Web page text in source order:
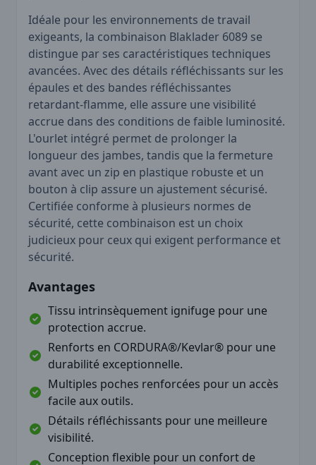
Idéale pour les environnements de travail
exigeants, la combinaison Blaklader 6089 se
distingue par ses caractéristiques techniques
avancées. Avec des détails réfléchissants sur les
épaules et des bandes réfléchissantes
retardant-flamme, elle assure une visibilité
accrue dans des conditions de faible luminosité.
L'ourlet intégré permet de prolonger la
longueur des jambes, tandis que la fermeture
avant avec un zip en plastique robuste et un
bouton à clip assure un ajustement sécurisé.
Certifiée conforme à plusieurs normes de
sécurité, cette combinaison est un choix
judicieux pour ceux qui exigent performance et
sécurité.
Avantages
Tissu intrinsèquement ignifuge pour une
protection accrue.
Renforts en CORDURA®/Kevlar® pour une
durabilité exceptionnelle.
Multiples poches renforcées pour un accès
facile aux outils.
Détails réfléchissants pour une meilleure
visibilité.
Conception flexible pour un confort de